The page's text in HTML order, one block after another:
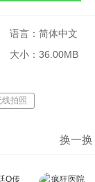
语言：简体中文
大小：36.00MB
线拍照
换一换